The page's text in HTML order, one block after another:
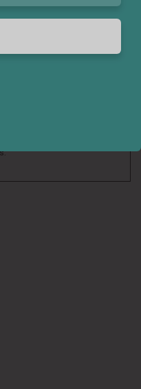
25, 8000 Aarhus – du
brunch hos
dage.
få brunch hos